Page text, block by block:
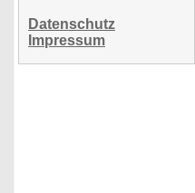
Datenschutz
Impressum